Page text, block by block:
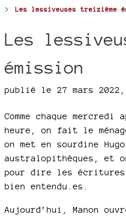
> Les lessiveuses treizième
Les
émission
publié le 27 mars 2022
Comme chaque
heure, on fait le
on met en sourdine
australopithèques, et
pour dire les écritures
bien entendu.es.
Aujourd’hui, Manon